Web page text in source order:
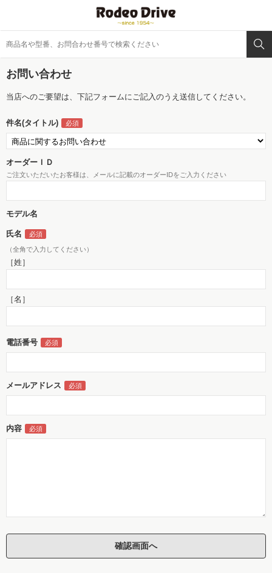
お問い合わせ
当店へのご要望は、下記フォームにご記入のうえ送信してください。
件名(タイトル)
オーダーＩＤ
ご注文いただいたお客様は、メールに記載のオーダーIDをご入力ください
モデル名
氏名
（全角で入力してください）
［姓］
［名］
電話番号
メールアドレス
内容